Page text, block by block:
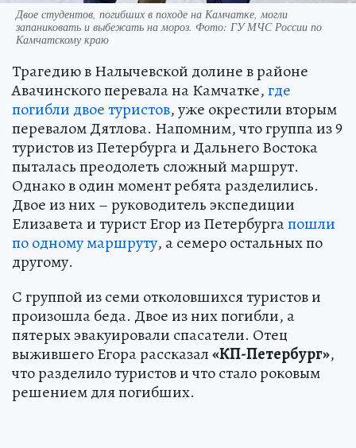
Двое студентов, погибших в походе на Камчатке, могли
запаниковать и выбежать на мороз. Фото: ГУ МЧС России по
Камчатскому краю
Трагедию в Налычевской долине в районе
Авачинского перевала на Камчатке,где
погибли двое туристов, уже окрестили вторым
перевалом Дятлова. Напомним, что группа из 9
туристов из Петербурга и Дальнего Востока
пыталась преодолеть сложный маршрут.
Однако в один момент ребята разделились.
Двое из них – руководитель экспедиции
Елизавета и турист Егор из Петербургапошли
по одному маршруту, а семеро остальных по
другому.
С группой из семи отколовшихся туристов и
произошла беда. Двое из них погибли, а
пятерых эвакуировали спасатели. Отец
выжившего Егора рассказал«КП-Петербург»,
что разделило туристов и что стало роковым
решением для погибших.